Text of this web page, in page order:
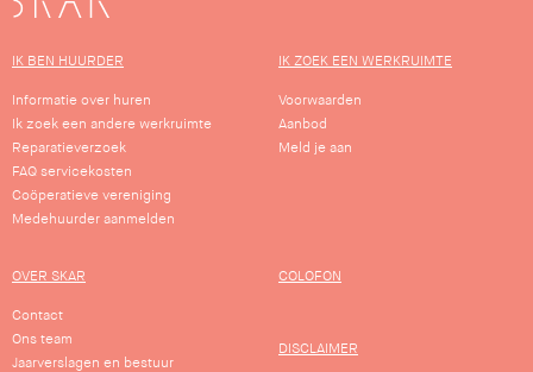
IK BEN HUURDER
Informatie over huren
Ik zoek een andere werkruimte
Reparatieverzoek
FAQ servicekosten
Coöperatieve vereniging
Medehuurder aanmelden
IK ZOEK EEN WERKRUIMTE
Voorwaarden
Aanbod
Meld je aan
OVER SKAR
Contact
Ons team
Jaarverslagen en bestuur
COLOFON
DISCLAIMER